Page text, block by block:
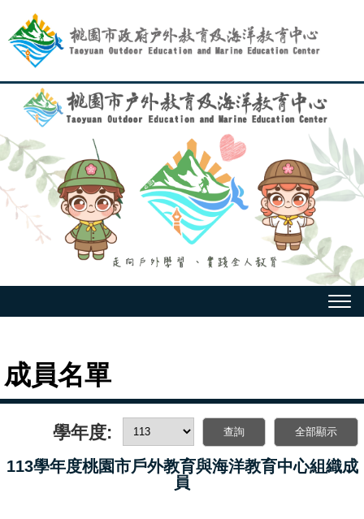
主
內
選
成員名單
學年度:
113學年度桃園市戶外教育與海洋教育中心組織成
員